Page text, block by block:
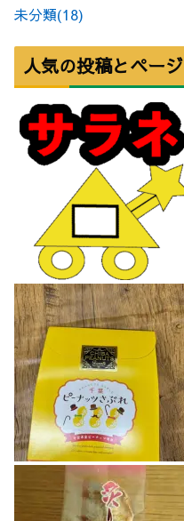
未分類(18)
人気の投稿とページ